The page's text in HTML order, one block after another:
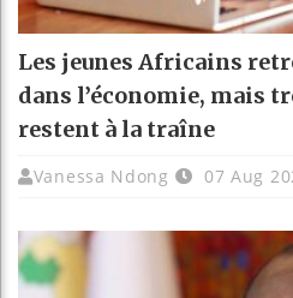
Les jeunes Africains
dans l’économie, mais
restent à la traîne
Vanessa Ndong 07 Aug